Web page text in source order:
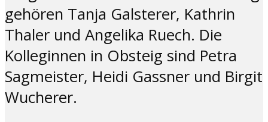
gehören Tanja Galsterer, Kathrin
Thaler und Angelika Ruech. Die
Kolleginnen in Obsteig sind Petra
Sagmeister, Heidi Gassner und Birgit
Wucherer.